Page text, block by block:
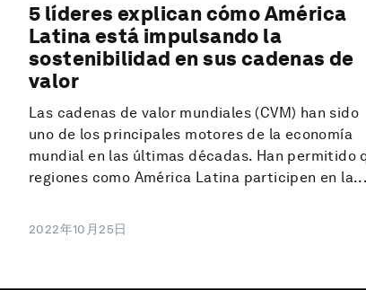
5 líderes explican cómo América
Latina está impulsando la
sostenibilidad en sus cadenas de
valor
Las cadenas de valor mundiales (CVM) han sido
uno de los principales motores de la economía
mundial en las últimas décadas. Han permitido
regiones como América Latina participen en la...
2022年10月25日